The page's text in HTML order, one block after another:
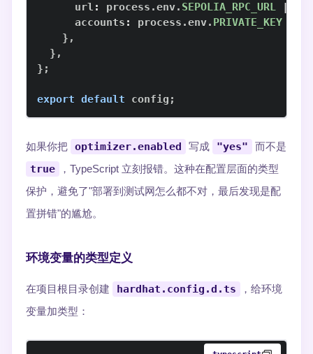
      url
: process .env. SEPOLIA_RPC_URL ||
      accounts
: process .env. PRIVATE_KEY
} ,
} ,
} ;
export default config ;
如果你把 optimizer.enabled 写成 "yes" 而不是
true
，TypeScript 立刻报错。这种在配置层面的类型
保护，避免了"部署到测试网怎么都不对，最后发现是配
置拼错"的尴尬。
环境变量的类型定义
在项目根目录创建 hardhat.config.d.ts
，给环境
变量加类型：